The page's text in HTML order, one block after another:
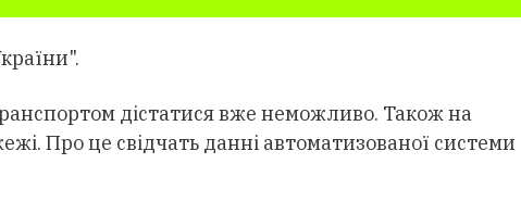
дістатися вже неможливо. Також на
Про це свідчать данні автоматизованої системи